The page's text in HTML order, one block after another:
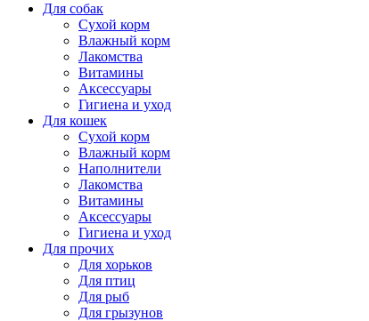
Для собак
Сухой корм
Влажный корм
Лакомства
Витамины
Аксессуары
Гигиена и уход
Для кошек
Сухой корм
Влажный корм
Наполнители
Лакомства
Витамины
Аксессуары
Гигиена и уход
Для прочих
Для хорьков
Для птиц
Для рыб
Для грызунов